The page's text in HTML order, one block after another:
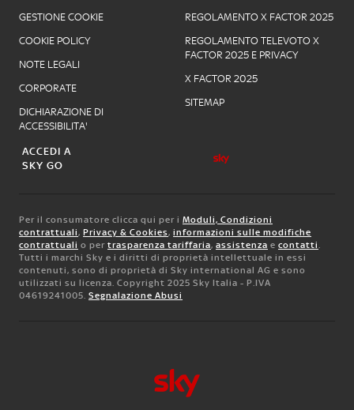
GESTIONE COOKIE
COOKIE POLICY
NOTE LEGALI
CORPORATE
DICHIARAZIONE DI
ACCESSIBILITA'
REGOLAMENTO X FACTOR 2025
REGOLAMENTO TELEVOTO X
FACTOR 2025 E PRIVACY
X FACTOR 2025
SITEMAP
ACCEDI A
SKY GO
Per il consumatore clicca qui per i Moduli, Condizioni
contrattuali, Privacy & Cookies, informazioni sulle modifiche
contrattuali o per trasparenza tariffaria, assistenza e contatti.
Tutti i marchi Sky e i diritti di proprietà intellettuale in essi
contenuti, sono di proprietà di Sky international AG e sono
utilizzati su licenza. Copyright 2025 Sky Italia - P.IVA
04619241005. Segnalazione Abusi